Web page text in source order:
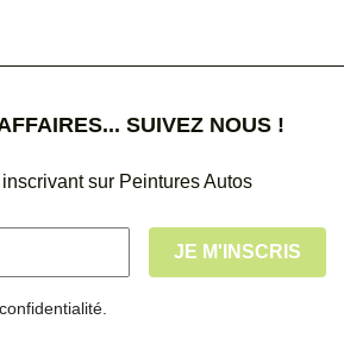
SUIVEZ NOUS !
sur Peintures Autos